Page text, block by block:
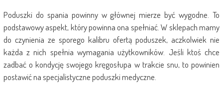
Poduszki do spania powinny w głównej mierze być wygodne. To
podstawowy aspekt, który powinna ona spełniać. W sklepach mamy
do czynienia ze sporego kalibru ofertą poduszek, aczkolwiek nie
każda z nich spełnia wymagania użytkowników. Jeśli ktoś chce
zadbać o kondycję swojego kręgosłupa w trakcie snu, to powinien
postawić na specjalistyczne poduszki medyczne.